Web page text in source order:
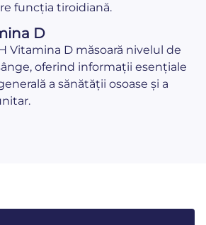
funcția tiroidiană.
D
Vitamina D măsoară nivelul de
oferind informații esențiale
a sănătății osoase și a